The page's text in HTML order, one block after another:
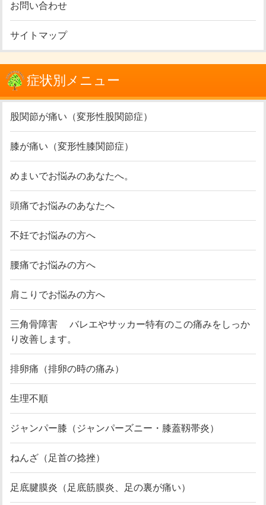
お問い合わせ
サイトマップ
症状別メニュー
股関節が痛い（変形性股関節症）
膝が痛い（変形性膝関節症）
めまいでお悩みのあなたへ。
頭痛でお悩みのあなたへ
不妊でお悩みの方へ
腰痛でお悩みの方へ
肩こりでお悩みの方へ
三角骨障害 バレエやサッカー特有のこの痛みをしっか
り改善します。
排卵痛（排卵の時の痛み）
生理不順
ジャンパー膝（ジャンパーズニー・膝蓋靱帯炎）
ねんざ（足首の捻挫）
足底腱膜炎（足底筋膜炎、足の裏が痛い）